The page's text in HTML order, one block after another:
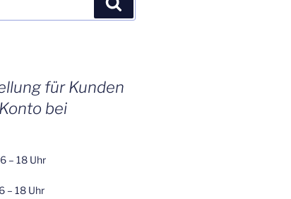
für Kunden
bei
– 18 Uhr
– 18 Uhr